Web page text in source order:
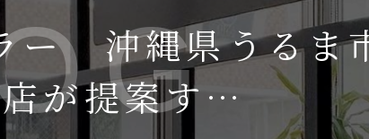
ー 沖縄県うる
が提案す…